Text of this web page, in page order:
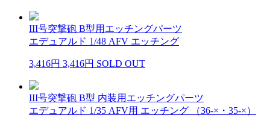
III号突撃砲 B型用エッチングパーツ
エデュアルド 1/48 AFV エッチング
3,416円 3,416円 SOLD OUT
III号突撃砲 B型 内装用エッチングパーツ
エデュアルド 1/35 AFV用 エッチング （36-×・35-×）